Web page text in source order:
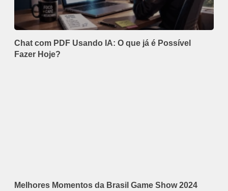
Chat com PDF Usando IA: O que já é Possível
Fazer Hoje?
Melhores Momentos da Brasil Game Show 2024